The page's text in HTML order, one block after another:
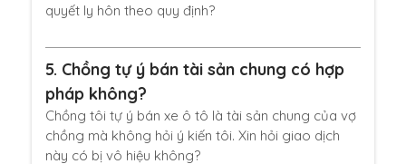
quyết ly hôn theo quy định?
5. Chồng tự ý bán tài sản chung có hợp
pháp không?
Chồng tôi tự ý bán xe ô tô là tài sản chung của vợ
chồng mà không hỏi ý kiến tôi. Xin hỏi giao dịch
này có bị vô hiệu không?